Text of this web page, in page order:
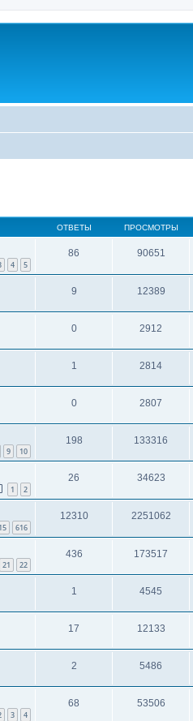
ОТВЕТЫ ПРОСМОТРЫ
4 5
86 90651
9 12389
0 2912
1 2814
0 2807
9 10
198 133316
1 2
26 34623
616
12310 2251062
21 22
436 173517
1 4545
17 12133
2 5486
3 4
68 53506